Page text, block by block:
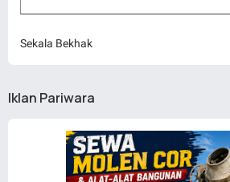
Sekala Bekhak
Iklan Pariwara